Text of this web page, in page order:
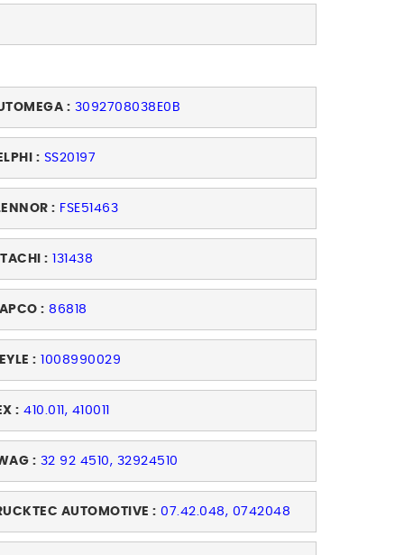
: 3092708038E0B
: SS20197
: FSE51463
: 131438
: 86818
: 1008990029
: 410.011, 410011
: 32 92 4510, 32924510
AUTOMOTIVE : 07.42.048, 0742048